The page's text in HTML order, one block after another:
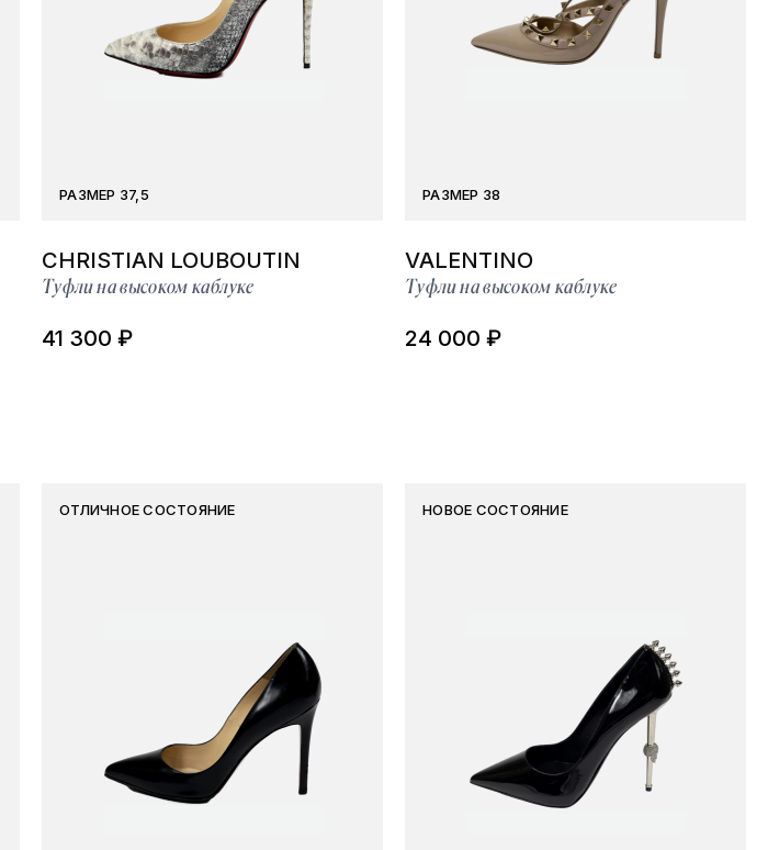
РАЗМЕР 37,5
CHRISTIAN LOUBOUTIN
Туфли на высоком каблуке
41 300 ₽
РАЗМЕР 38
VALENTINO
Туфли на высоком каблуке
24 000 ₽
ОТЛИЧНОЕ СОСТОЯНИЕ НОВОЕ СОСТОЯНИЕ